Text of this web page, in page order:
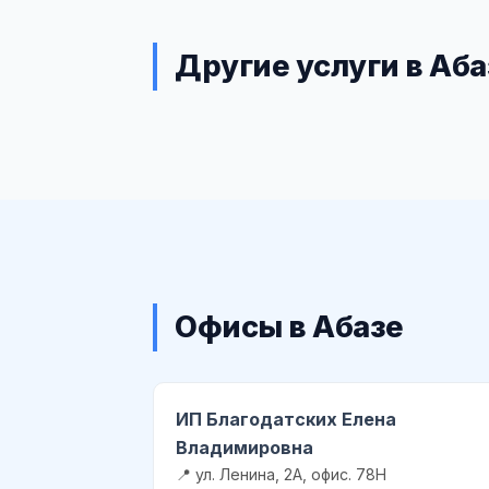
Другие услуги в
Офисы в Абазе
ИП Благодатских Елена
Владимировна
📍 ул. Ленина, 2А, офис. 78Н